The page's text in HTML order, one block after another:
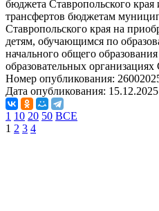
бюджета Ставропольского
трансфертов бюджетам
Ставропольского края на
детям, обучающимся по
начального общего
образовательных организациях
Номер опубликования:
Дата опубликования: 15.12.2025
1 10 20 50 ВСЕ
1 2 3 4